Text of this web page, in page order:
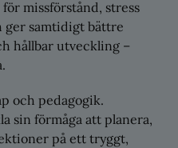
missförstånd, stress
samtidigt bättre
hållbar utveckling –
och pedagogik.
sin förmåga att planera,
på ett tryggt,